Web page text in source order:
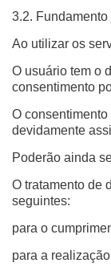
3.2.
Ao utilizar os
O usuário tem o
consentimento
O
devidamente
Poderão ainda
O tratamento de
seguintes:
para o
para a